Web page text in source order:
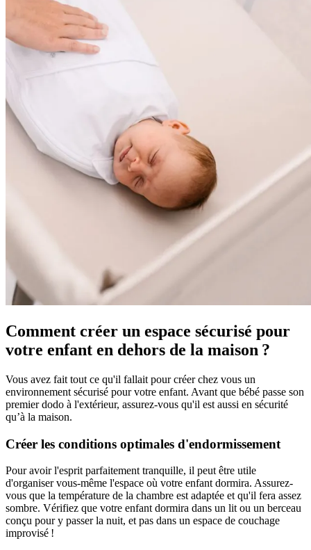
Comment créer un espace sécurisé pour
votre enfant en dehors de la maison ?
Vous avez fait tout ce qu'il fallait pour créer chez vous un
environnement sécurisé pour votre enfant. Avant que bébé passe son
premier dodo à l'extérieur, assurez-vous qu'il est aussi en sécurité
qu’à la maison.
Créer les conditions optimales d'endormissement
Pour avoir l'esprit parfaitement tranquille, il peut être utile
d'organiser vous-même l'espace où votre enfant dormira. Assurez-
vous que la température de la chambre est adaptée et qu'il fera assez
sombre. Vérifiez que votre enfant dormira dans un lit ou un berceau
conçu pour y passer la nuit, et pas dans un espace de couchage
improvisé !